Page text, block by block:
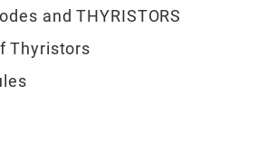
and THYRISTORS
Thyristors